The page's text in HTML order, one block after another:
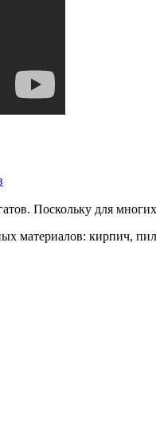
Поскольку для
кирпич,